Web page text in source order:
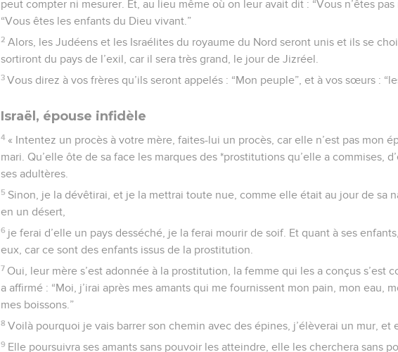
peut compter ni mesurer. Et, au lieu même où on leur avait dit : “Vous n’êtes
“Vous êtes les enfants du Dieu vivant.”
2 Alors, les Judéens et les Israélites du royaume du Nord seront unis et ils se
sortiront du pays de l’exil, car il sera très grand, le jour de Jizréel.
3 Vous direz à vos frères qu’ils seront appelés : “Mon peuple”, et à vos sœurs :
Israël, épouse infidèle
4 « Intentez un procès à votre mère, faites-lui un procès, car elle n’est pas mon
mari. Qu’elle ôte de sa face les marques des *prostitutions qu’elle a commises,
ses adultères.
5 Sinon, je la dévêtirai, et je la mettrai toute nue, comme elle était au jour de sa
en un désert,
6 je ferai d’elle un pays desséché, je la ferai mourir de soif. Et quant à ses
eux, car ce sont des enfants issus de la prostitution.
7 Oui, leur mère s’est adonnée à la prostitution, la femme qui les a conçus s’est
a affirmé : “Moi, j’irai après mes amants qui me fournissent mon pain, mon eau,
mes boissons.”
8 Voilà pourquoi je vais barrer son chemin avec des épines, j’élèverai un mur, et
9 Elle poursuivra ses amants sans pouvoir les atteindre, elle les cherchera sans